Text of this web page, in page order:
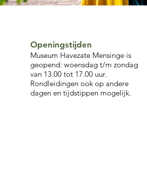
Openingstijden
Museum Havezate Mensinge is
geopend: woensdag t/m zondag
van 13.00 tot 17.00 uur.
Rondleidingen ook op andere
dagen en tijdstippen mogelijk.